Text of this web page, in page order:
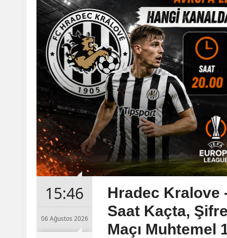
15:46
06 Ağustos 2026
Hradec Kralove
Saat Kaçta,
Maçı Muhtemel